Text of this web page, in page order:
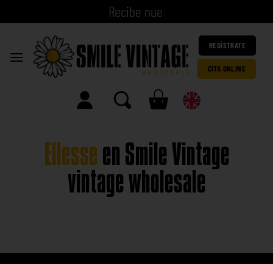
Recib e |
REGÍSTRATE
CITA ONLINE
Ellesse en Smile Vintage
vintage wholesale